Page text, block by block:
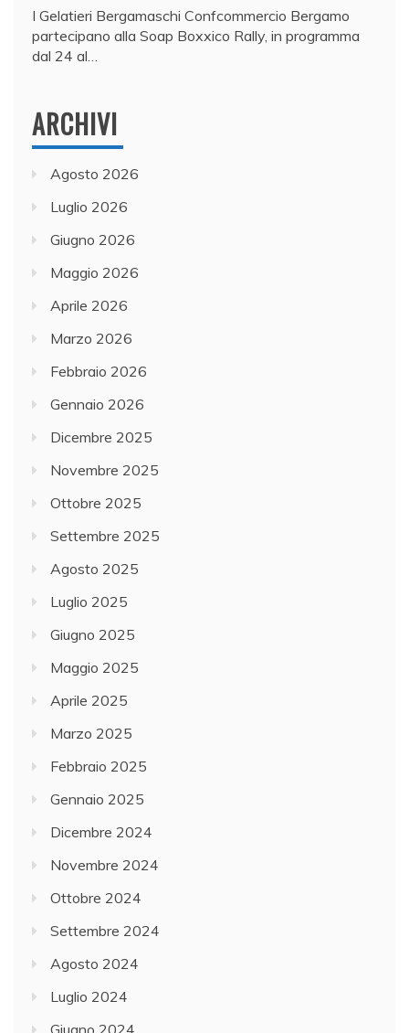
I Gelatieri Bergamaschi Confcommercio Bergamo
partecipano alla Soap Boxxico Rally, in programma
dal 24 al…
ARCHIVI
Agosto 2026
Luglio 2026
Giugno 2026
Maggio 2026
Aprile 2026
Marzo 2026
Febbraio 2026
Gennaio 2026
Dicembre 2025
Novembre 2025
Ottobre 2025
Settembre 2025
Agosto 2025
Luglio 2025
Giugno 2025
Maggio 2025
Aprile 2025
Marzo 2025
Febbraio 2025
Gennaio 2025
Dicembre 2024
Novembre 2024
Ottobre 2024
Settembre 2024
Agosto 2024
Luglio 2024
Giugno 2024